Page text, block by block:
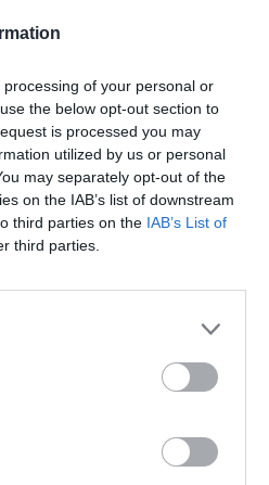
of your personal or
the below opt-out section to
is processed you may
utilized by us or personal
may separately opt-out of the
on the IAB’s list of downstream
third parties on the IAB’s List of
third parties.
di